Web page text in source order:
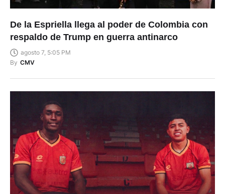
De la Espriella llega al poder de Colombia con
respaldo de Trump en guerra antinarco
agosto 7, 5:05 PM
By CMV